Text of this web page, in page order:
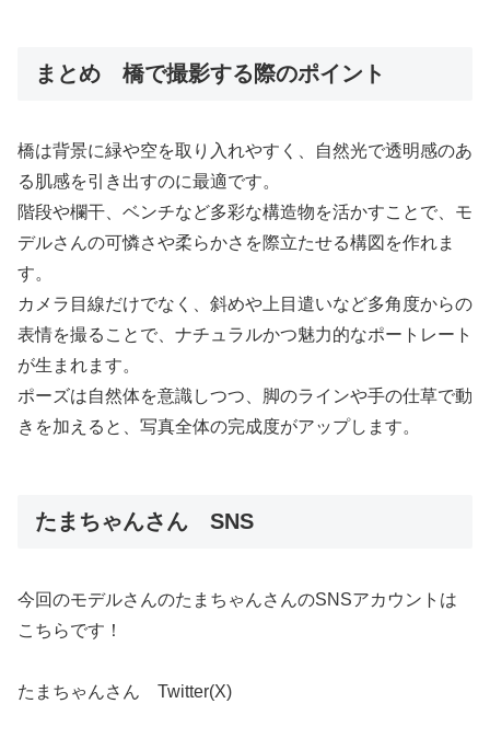
まとめ 橋で撮影する際のポイント
橋は背景に緑や空を取り入れやすく、自然光で透明感のあ
る肌感を引き出すのに最適です。
階段や欄干、ベンチなど多彩な構造物を活かすことで、モ
デルさんの可憐さや柔らかさを際立たせる構図を作れま
す。
カメラ目線だけでなく、斜めや上目遣いなど多角度からの
表情を撮ることで、ナチュラルかつ魅力的なポートレート
が生まれます。
ポーズは自然体を意識しつつ、脚のラインや手の仕草で動
きを加えると、写真全体の完成度がアップします。
たまちゃんさん SNS
今回のモデルさんのたまちゃんさんのSNSアカウントは
こちらです！
たまちゃんさん Twitter(X)